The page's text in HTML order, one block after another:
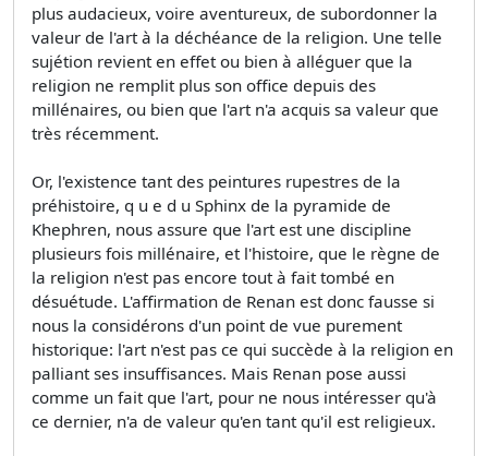
plus audacieux, voire aventureux, de subordonner la
valeur de l'art à la déchéance de la religion. Une telle
sujétion revient en effet ou bien à alléguer que la
religion ne remplit plus son office depuis des
millénaires, ou bien que l'art n'a acquis sa valeur que
très récemment.
Or, l'existence tant des peintures rupestres de la
préhistoire, q u e d u Sphinx de la pyramide de
Khephren, nous assure que l'art est une discipline
plusieurs fois millénaire, et l'histoire, que le règne de
la religion n'est pas encore tout à fait tombé en
désuétude. L'affirmation de Renan est donc fausse si
nous la considérons d'un point de vue purement
historique: l'art n'est pas ce qui succède à la religion en
palliant ses insuffisances. Mais Renan pose aussi
comme un fait que l'art, pour ne nous intéresser qu'à
ce dernier, n'a de valeur qu'en tant qu'il est religieux.